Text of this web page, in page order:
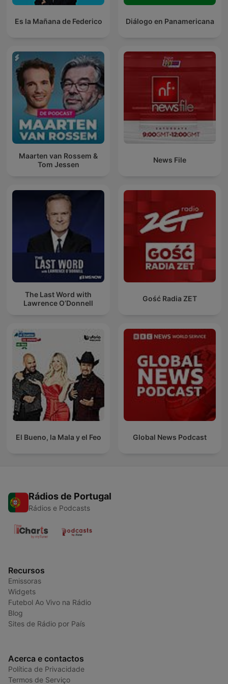
Es la Mañana de Federico Diálogo en Panamericana
Maarten van Rossem &
Tom Jessen
News File
The Last Word with
Lawrence O’Donnell
Gość Radia ZET
El Bueno, la Mala y el Feo Global News Podcast
Rádios de Portugal
Rádios e Podcasts
Recursos
Emissoras
Widgets
Futebol Ao Vivo na Rádio
Blog
Sites de Rádio por País
Acerca e contactos
Política de Privacidade
Termos de Serviço